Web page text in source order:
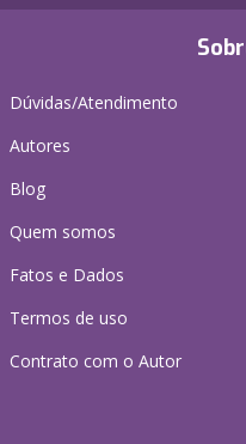
Dúvidas/Atendimento
Autores
Blog
Quem somos
Fatos e Dados
Termos de uso
Contrato com o Autor